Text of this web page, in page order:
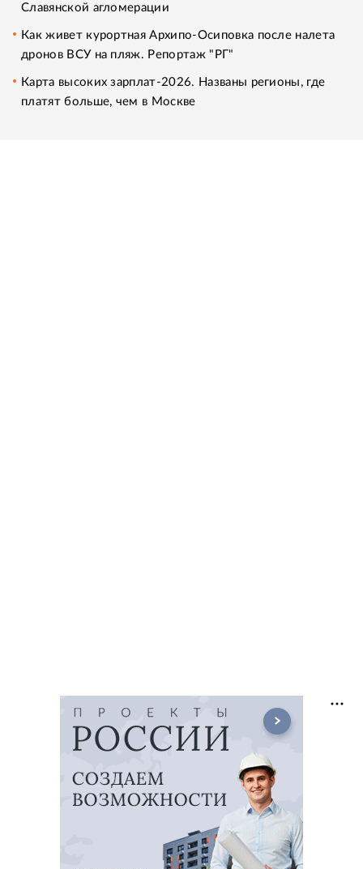
Славянской агломерации
Как живет курортная Архипо-Осиповка после налета
дронов ВСУ на пляж. Репортаж "РГ"
Карта высоких зарплат-2026. Названы регионы, где
платят больше, чем в Москве